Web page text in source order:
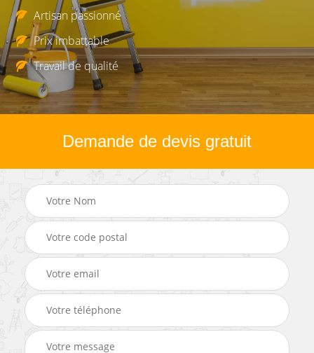
Artisan passionné
Prix imbattable
Travail de qualité
Demande de devis gratuit